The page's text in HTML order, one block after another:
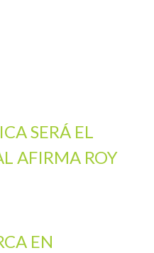
SERÁ EL
AFIRMA ROY
EN